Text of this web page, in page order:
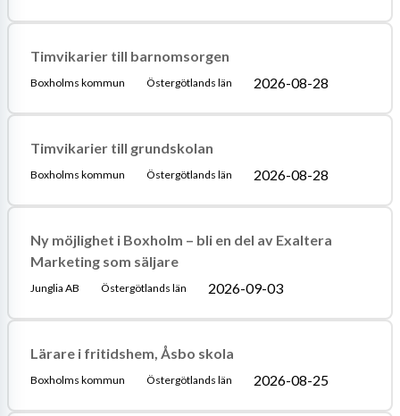
Timvikarier till barnomsorgen
Boxholms kommun Östergötlands län 2026-08-28
Timvikarier till grundskolan
Boxholms kommun Östergötlands län 2026-08-28
Ny möjlighet i Boxholm – bli en del av Exaltera
Marketing som säljare
Junglia AB Östergötlands län 2026-09-03
Lärare i fritidshem, Åsbo skola
Boxholms kommun Östergötlands län 2026-08-25